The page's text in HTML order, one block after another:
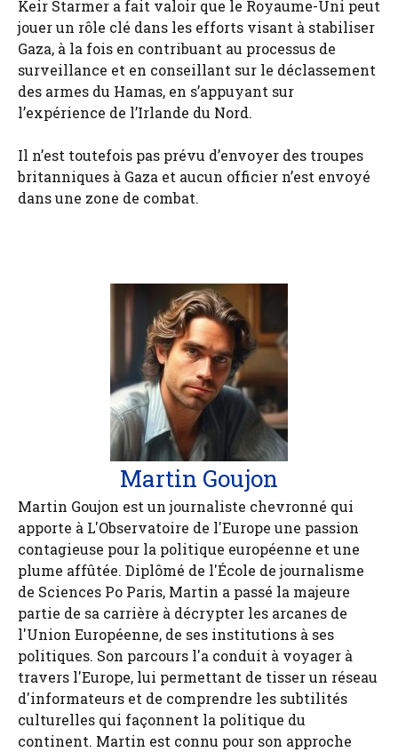
Keir Starmer a fait valoir que le Royaume-Uni peut
jouer un rôle clé dans les efforts visant à stabiliser
Gaza, à la fois en contribuant au processus de
surveillance et en conseillant sur le déclassement
des armes du Hamas, en s’appuyant sur
l’expérience de l’Irlande du Nord.
Il n’est toutefois pas prévu d’envoyer des troupes
britanniques à Gaza et aucun officier n’est envoyé
dans une zone de combat.
Martin Goujon
Martin Goujon est un journaliste chevronné qui
apporte à L'Observatoire de l'Europe une passion
contagieuse pour la politique européenne et une
plume affûtée. Diplômé de l'École de journalisme
de Sciences Po Paris, Martin a passé la majeure
partie de sa carrière à décrypter les arcanes de
l'Union Européenne, de ses institutions à ses
politiques. Son parcours l'a conduit à voyager à
travers l'Europe, lui permettant de tisser un réseau
d'informateurs et de comprendre les subtilités
culturelles qui façonnent la politique du
continent. Martin est connu pour son approche